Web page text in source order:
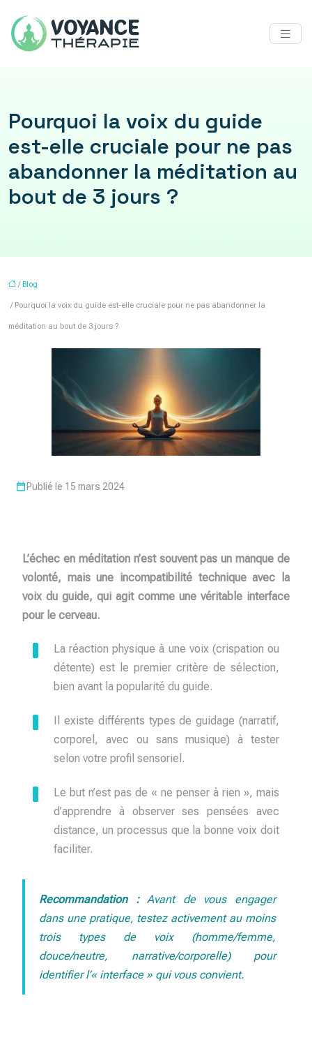
Pourquoi la voix du guide
est-elle cruciale pour ne pas
abandonner la méditation au
bout de 3 jours ?
/ Blog
/ Pourquoi la voix du guide est-elle cruciale pour ne pas abandonner la
méditation au bout de 3 jours ?
Publié le 15 mars 2024
L’échec en méditation n’est souvent pas un manque de
volonté, mais une incompatibilité technique avec la
voix du guide, qui agit comme une véritable interface
pour le cerveau.
La réaction physique à une voix (crispation ou
détente) est le premier critère de sélection,
bien avant la popularité du guide.
Il existe différents types de guidage (narratif,
corporel, avec ou sans musique) à tester
selon votre profil sensoriel.
Le but n’est pas de « ne penser à rien », mais
d’apprendre à observer ses pensées avec
distance, un processus que la bonne voix doit
faciliter.
Recommandation :Avant de vous engager
dans une pratique, testez activement au moins
trois types de voix (homme/femme,
douce/neutre, narrative/corporelle) pour
identifier l’« interface » qui vous convient.